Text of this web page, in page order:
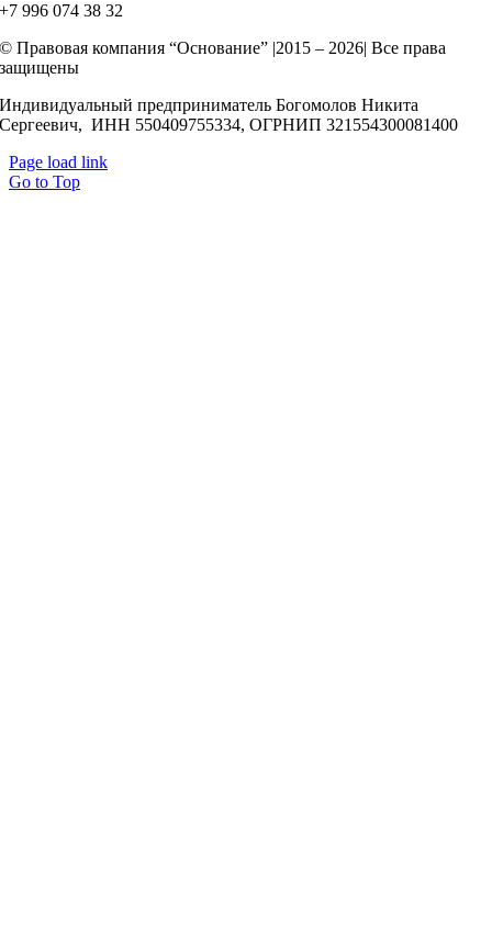
+7 996 074 38 32
© Правовая компания “Основание” |2015 – 2026| Все права
защищены
Индивидуальный предприниматель Богомолов Никита
Сергеевич, ИНН 550409755334, ОГРНИП 321554300081400
Page load link
Go to Top